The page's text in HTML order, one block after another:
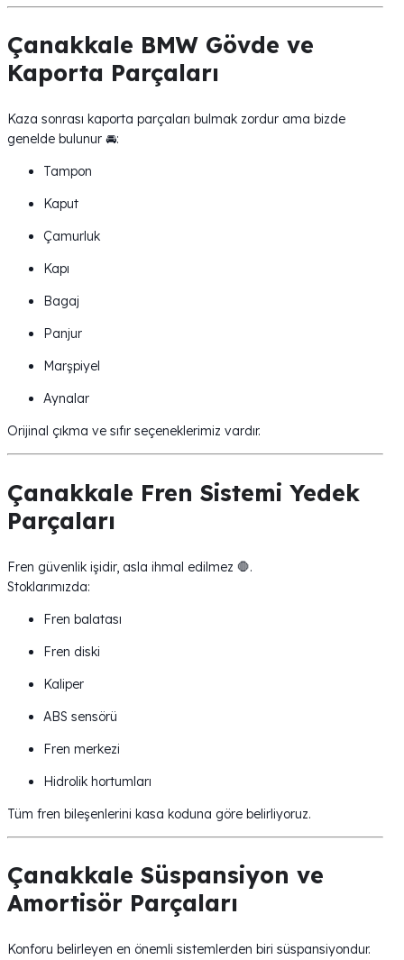
Çanakkale BMW Gövde ve
Kaporta Parçaları
Kaza sonrası kaporta parçaları bulmak zordur ama bizde
genelde bulunur 🚘:
Tampon
Kaput
Çamurluk
Kapı
Bagaj
Panjur
Marşpiyel
Aynalar
Orijinal çıkma ve sıfır seçeneklerimiz vardır.
Çanakkale Fren Sistemi Yedek
Parçaları
Fren güvenlik işidir, asla ihmal edilmez 🛑.
Stoklarımızda:
Fren balatası
Fren diski
Kaliper
ABS sensörü
Fren merkezi
Hidrolik hortumları
Tüm fren bileşenlerini kasa koduna göre belirliyoruz.
Çanakkale Süspansiyon ve
Amortisör Parçaları
Konforu belirleyen en önemli sistemlerden biri süspansiyondur.